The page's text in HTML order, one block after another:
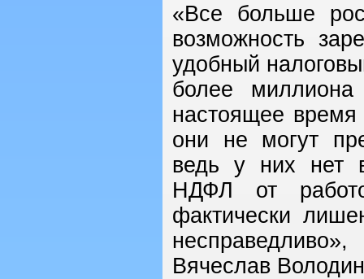
«Все больше
возможность
удобный
более
настоящее время
они не могут
ведь у них нет
НДФЛ от
фактически
Вячеслав